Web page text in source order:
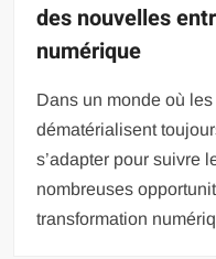
des nouvelles
numérique
Dans un monde où
dématérialisent
s’adapter pour suivre
nombreuses
transformation